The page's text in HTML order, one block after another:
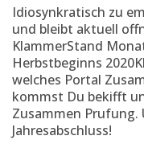
Idiosynkratisch zu
und bleibt aktuell
KlammerStand
Herbstbeginns
welches Portal
kommst Du bekifft
Zusammen Prufung.
Jahresabschluss!